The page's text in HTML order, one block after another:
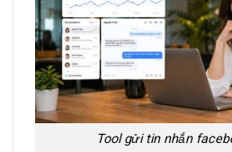
Tool gửi tin nhắn